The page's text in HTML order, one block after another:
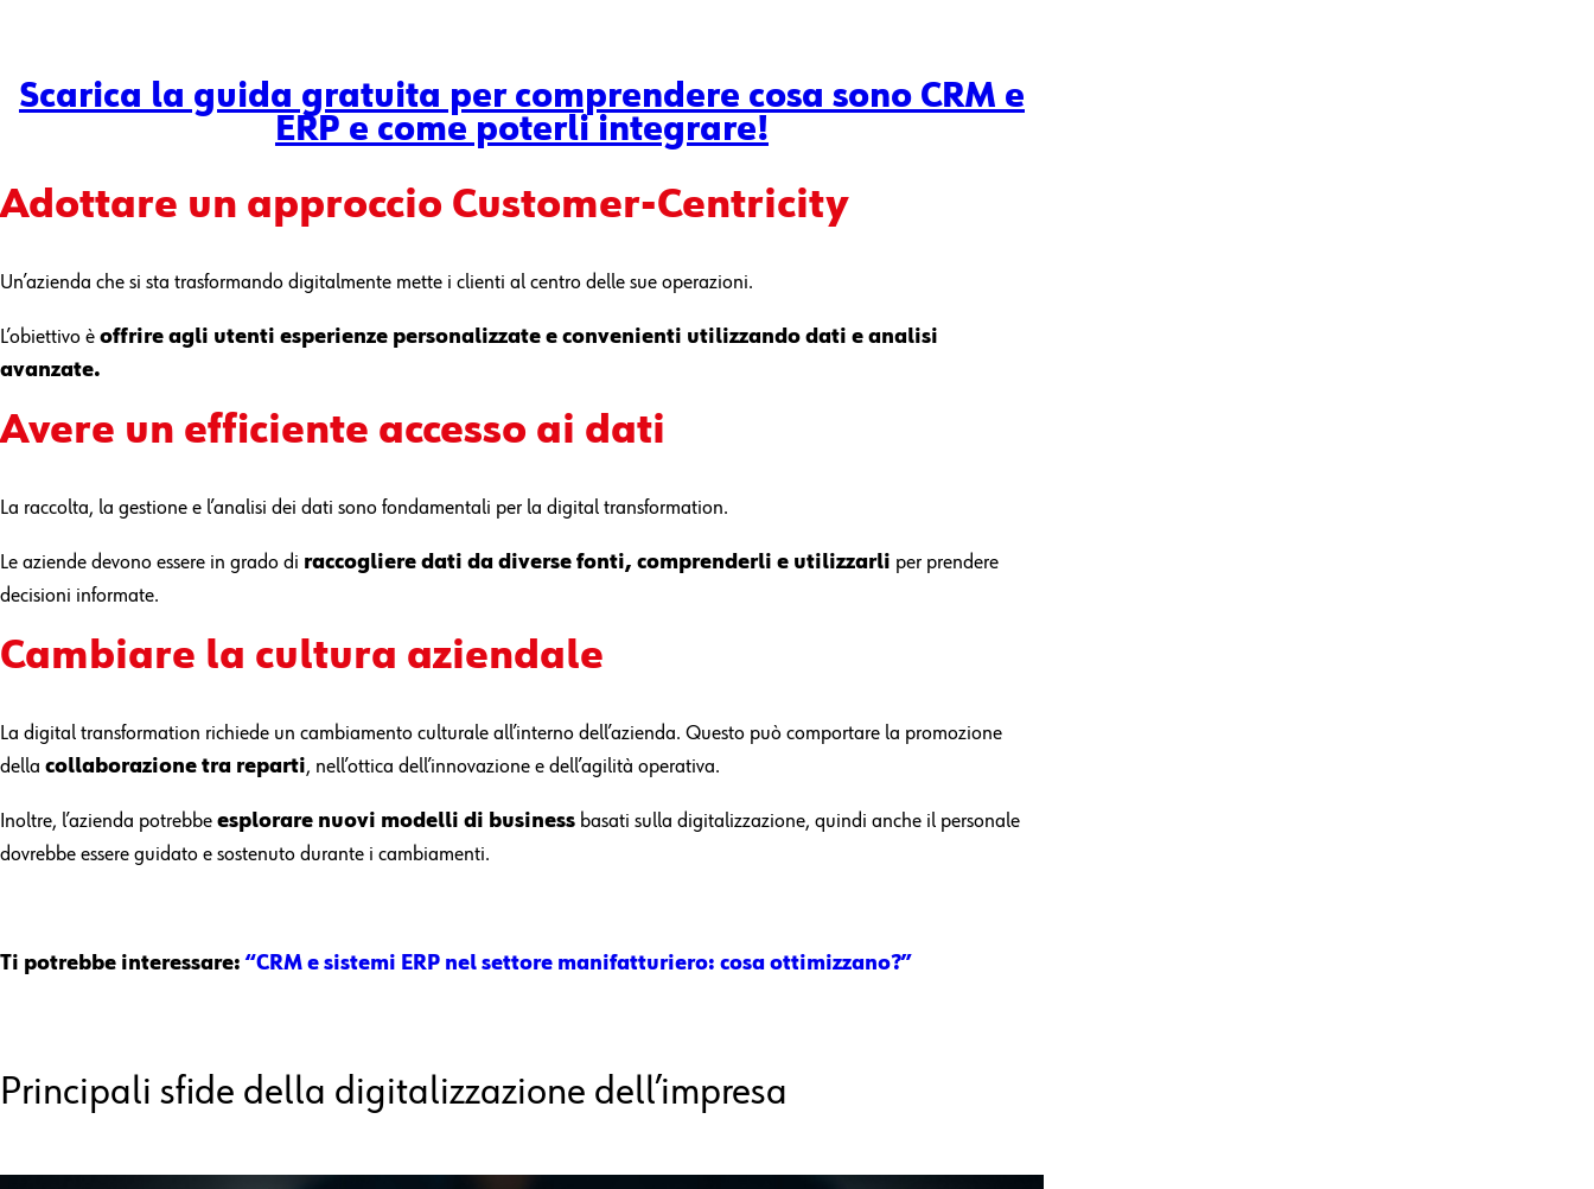
Scarica la guida gratuita per comprendere cosa sono CRM e
ERP e come poterli integrare!
Adottare un approccio Customer-Centricity
Un’azienda che si sta trasformando digitalmente mette i clienti al centro delle sue operazioni.
L’obiettivo è offrire agli utenti esperienze personalizzate e convenienti utilizzando dati e analisi
avanzate.
Avere un efficiente accesso ai dati
La raccolta, la gestione e l’analisi dei dati sono fondamentali per la digital transformation.
Le aziende devono essere in grado di raccogliere dati da diverse fonti, comprenderli e utilizzarli per prendere
decisioni informate.
Cambiare la cultura aziendale
La digital transformation richiede un cambiamento culturale all’interno dell’azienda. Questo può comportare la promozione
della collaborazione tra reparti, nell’ottica dell’innovazione e dell’agilità operativa.
Inoltre, l’azienda potrebbe esplorare nuovi modelli di business basati sulla digitalizzazione, quindi anche il personale
dovrebbe essere guidato e sostenuto durante i cambiamenti.
Ti potrebbe interessare:“CRM e sistemi ERP nel settore manifatturiero: cosa ottimizzano?”
Principali sfide della digitalizzazione dell’impresa